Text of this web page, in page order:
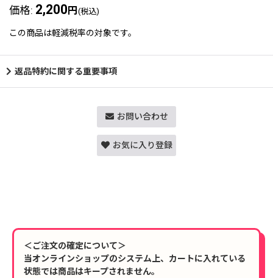
価格: 2,200 円 (税込)
この商品は軽減税率の対象です。
返品特約に関する重要事項
お問い合わせ
お気に入り登録
＜ご注文の確定について＞
当オンラインショップのシステム上、カートに入れている
状態では商品はキープされません。